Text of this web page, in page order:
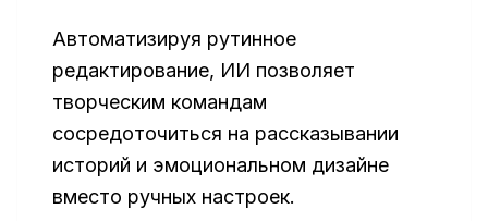
Автоматизируя рутинное
редактирование, ИИ позволяет
творческим командам
сосредоточиться на рассказывании
историй и эмоциональном дизайне
вместо ручных настроек.